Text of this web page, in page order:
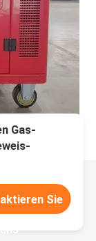
Gas-
Sie
uns